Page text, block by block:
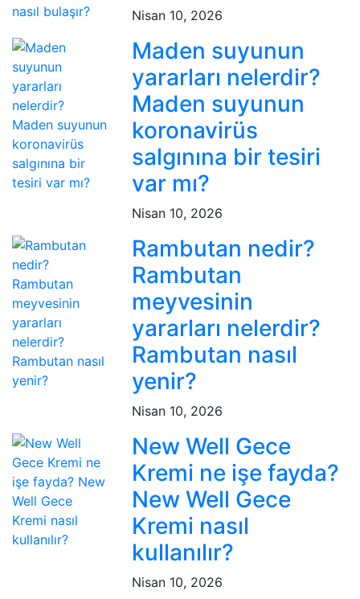
Nisan 10, 2026
Maden suyunun
yararları nelerdir?
Maden suyunun
koronavirüs
salgınına bir tesiri
var mı?
Nisan 10, 2026
Rambutan nedir?
Rambutan
meyvesinin
yararları nelerdir?
Rambutan nasıl
yenir?
Nisan 10, 2026
New Well Gece
Kremi ne işe fayda?
New Well Gece
Kremi nasıl
kullanılır?
Nisan 10, 2026